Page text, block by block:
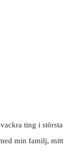
ting i största
min familj, mitt